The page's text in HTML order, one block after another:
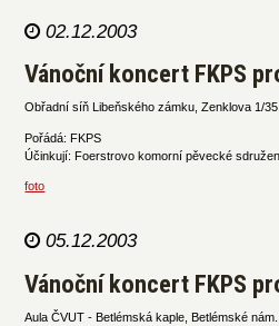
02.12.2003
Vánoční koncert FKPS
Obřadní síň Libeňského zámku, Zenklova 1/
Pořádá: FKPS
Účinkují: Foerstrovo komorní pěvecké
foto
05.12.2003
Vánoční koncert FKPS
Aula ČVUT - Betlémská kaple, Betlémské nám.